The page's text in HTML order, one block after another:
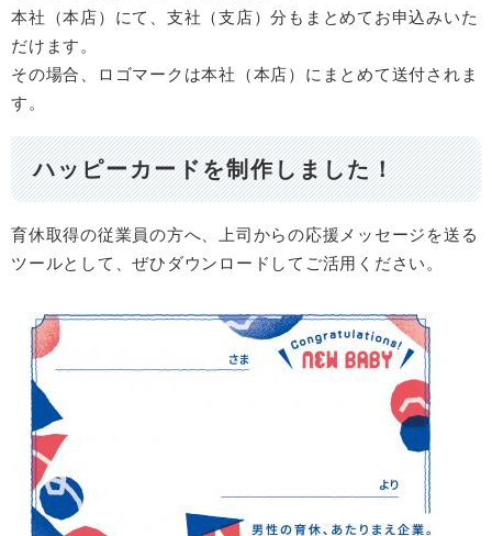
本社（本店）にて、支社（支店）分もまとめてお申込みいた
だけます。
その場合、ロゴマークは本社（本店）にまとめて送付されま
す。
ハッピーカードを制作しました！
育休取得の従業員の方へ、上司からの応援メッセージを送る
ツールとして、ぜひダウンロードしてご活用ください。